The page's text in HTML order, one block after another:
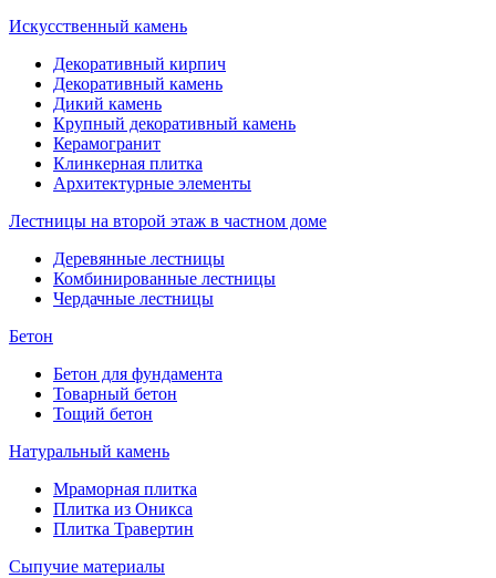
Искусственный камень
Декоративный кирпич
Декоративный камень
Дикий камень
Крупный декоративный камень
Керамогранит
Клинкерная плитка
Архитектурные элементы
Лестницы на второй этаж в частном доме
Деревянные лестницы
Комбинированные лестницы
Чердачные лестницы
Бетон
Бетон для фундамента
Товарный бетон
Тощий бетон
Натуральный камень
Мраморная плитка
Плитка из Оникса
Плитка Травертин
Сыпучие материалы